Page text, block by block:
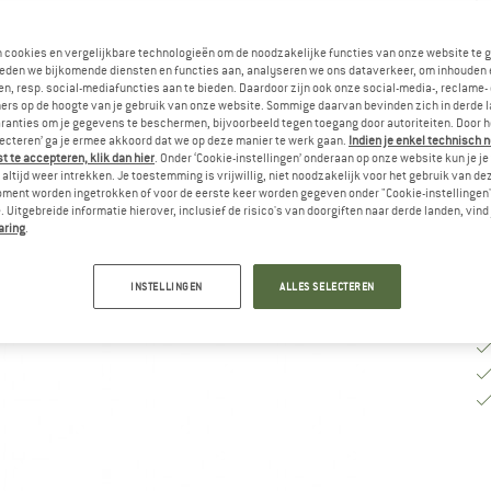
cookies en vergelijkbare technologieën om de noodzakelijke functies van onze website te
we bijkomende diensten en functies aan, analyseren we ons dataverkeer, om inhouden
resp. social-mediafuncties aan te bieden. Daardoor zijn ook onze social-media-, reclame-
op de hoogte van je gebruik van onze website. Sommige daarvan bevinden zich in derde
om je gegevens te beschermen, bijvoorbeeld tegen toegang door autoriteiten. Door
ga je ermee akkoord dat we op deze manier te werk gaan. Indien je enkel technisch
te accepteren, klik dan hier. Onder ‘Cookie-instellingen’ onderaan op onze website kun je
altijd weer intrekken. Je toestemming is vrijwillig, niet noodzakelijk voor het gebruik van
worden ingetrokken of voor de eerste keer worden gegeven onder "Cookie-
Uitgebreide informatie hierover, inclusief de risico's van doorgiften naar derde landen, vind
.
INSTELLINGEN ALLES SELECTEREN